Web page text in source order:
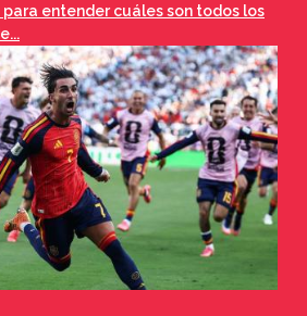
entender cuáles son todos los